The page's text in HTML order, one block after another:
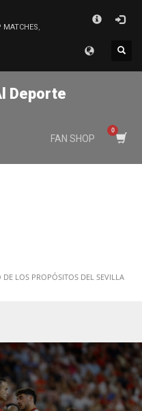
,
Deporte
FAN SHOP
DE LOS PROPÓSITOS DEL SEVILLA